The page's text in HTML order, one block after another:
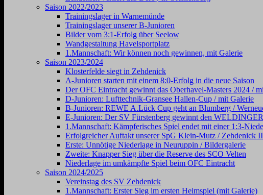
Saison 2022/2023
Trainingslager in Warnemünde
Trainingslager unserer B-Junioren
Bilder vom 3:1-Erfolg über Seelow
Wandgestaltung Havelsportplatz
1.Mannschaft: Wir können noch gewinnen, mit Galerie
Saison 2023/2024
Klosterfelde siegt in Zehdenick
A-Junioren starten mit einem 8:0-Erfolg in die neue Saison
Der OFC Eintracht gewinnt das Oberhavel-Masters 2024 /
D-Junioren: Lufttechnik-Gransee Hallen-Cup / mit Galerie
B-Junioren: REWE A.Lück Cup geht an Blumberg /
E-Junioren: Der SV Fürstenberg gewinnt den
1.Mannschaft: Kämpferisches Spiel endet mit einer 1:3-
Erfolgreicher Auftakt unserer SpG Klein-Mutz / Zehdenick
Erste: Unnötige Niederlage in Neuruppin / Bildergalerie
Zweite: Knapper Sieg über die Reserve des SCO Velten
Niederlage im umkämpfte Spiel beim OFC Eintracht
Saison 2024/2025
Vereinstag des SV Zehdenick
1.Mannschaft: Erster Sieg im ersten Heimspiel (mit Galerie)